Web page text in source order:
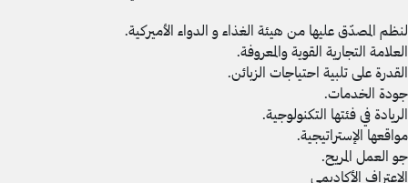
لنظم المصدّق عليها من هيئة الغذاء و الدواء الأميركية.
العلامة التجارية القوية والمعروفة.
القدرة على تلبية احتياجات الزبائن.
جودة الخدمات.
الريادة في فئتها التكنولوجية.
مواقعها الإستراتيجية.
جو العمل المريح.
الاعتراف الأكاديمي